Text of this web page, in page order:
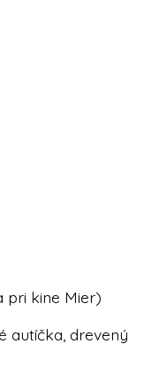
pri kine Mier)
autíčka, drevený